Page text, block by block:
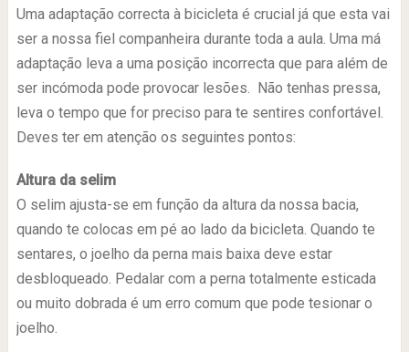
Uma adaptação correcta à bicicleta é crucial já que esta vai
ser a nossa fiel companheira durante toda a aula. Uma má
adaptação leva a uma posição incorrecta que para além de
ser incómoda pode provocar lesões. Não tenhas pressa,
leva o tempo que for preciso para te sentires confortável.
Deves ter em atenção os seguintes pontos:
Altura da selim
O selim ajusta-se em função da altura da nossa bacia,
quando te colocas em pé ao lado da bicicleta. Quando te
sentares, o joelho da perna mais baixa deve estar
desbloqueado. Pedalar com a perna totalmente esticada
ou muito dobrada é um erro comum que pode tesionar o
joelho.